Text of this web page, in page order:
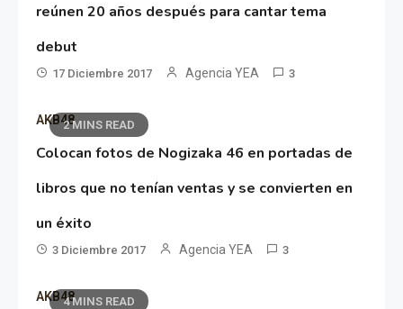
reúnen 20 años después para cantar tema
debut
17 Diciembre 2017 Agencia YEA 3
2 MINS READ
AKB48
Colocan fotos de Nogizaka 46 en portadas de
libros que no tenían ventas y se convierten en
un éxito
3 Diciembre 2017 Agencia YEA 3
4 MINS READ
AKB48